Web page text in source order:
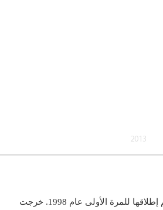
2013
البيك آب كبيرة الحجم سييرا ما هي إلا نسيب طراز شفروليه سيلفرادو، وقد تم إطلاقها للمرة الأولى عام 1998. خرجت